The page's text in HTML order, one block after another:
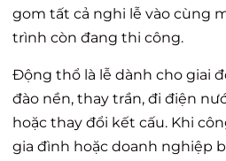
gom tất cả nghi lễ vào cùng
trình còn đang thi công.
Động thổ là lễ dành cho giai
đào nền, thay trần, đi điện
hoặc thay đổi kết cấu. Khi
gia đình hoặc doanh nghiệp